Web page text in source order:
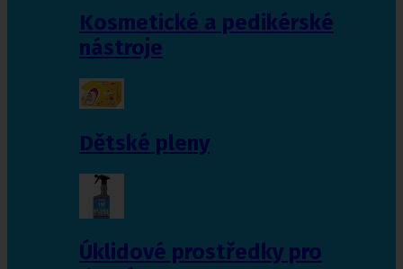
Kosmetické a pedikérské
nástroje
Dětské pleny
Úklidové prostředky pro